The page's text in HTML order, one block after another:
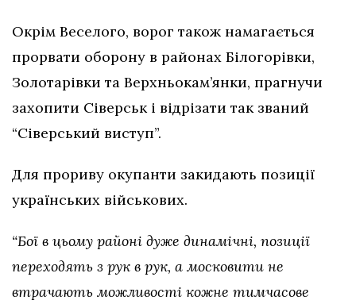
Окрім Веселого, ворог також намагається
прорвати оборону в районах Білогорівки,
Золотарівки та Верхньокам’янки, прагнучи
захопити Сіверськ і відрізати так званий
“Сіверський виступ”.
Для прориву окупанти закидають позиції
українських військових.
“Бої в цьому районі дуже динамічні, позиції
переходять з рук в рук, а московити не
втрачають можливості кожне тимчасове